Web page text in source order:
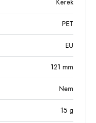
Kerek
PET
EU
121 mm
Nem
15 g